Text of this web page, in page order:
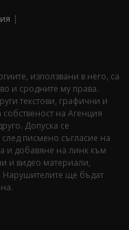
използвани в него, са
и сродните му права.
текстови, графични и
на Агенция
Допуска се
писмено съгласие на
и добавяне на линк към
и видео материали,
Нарушителите ще бъдат